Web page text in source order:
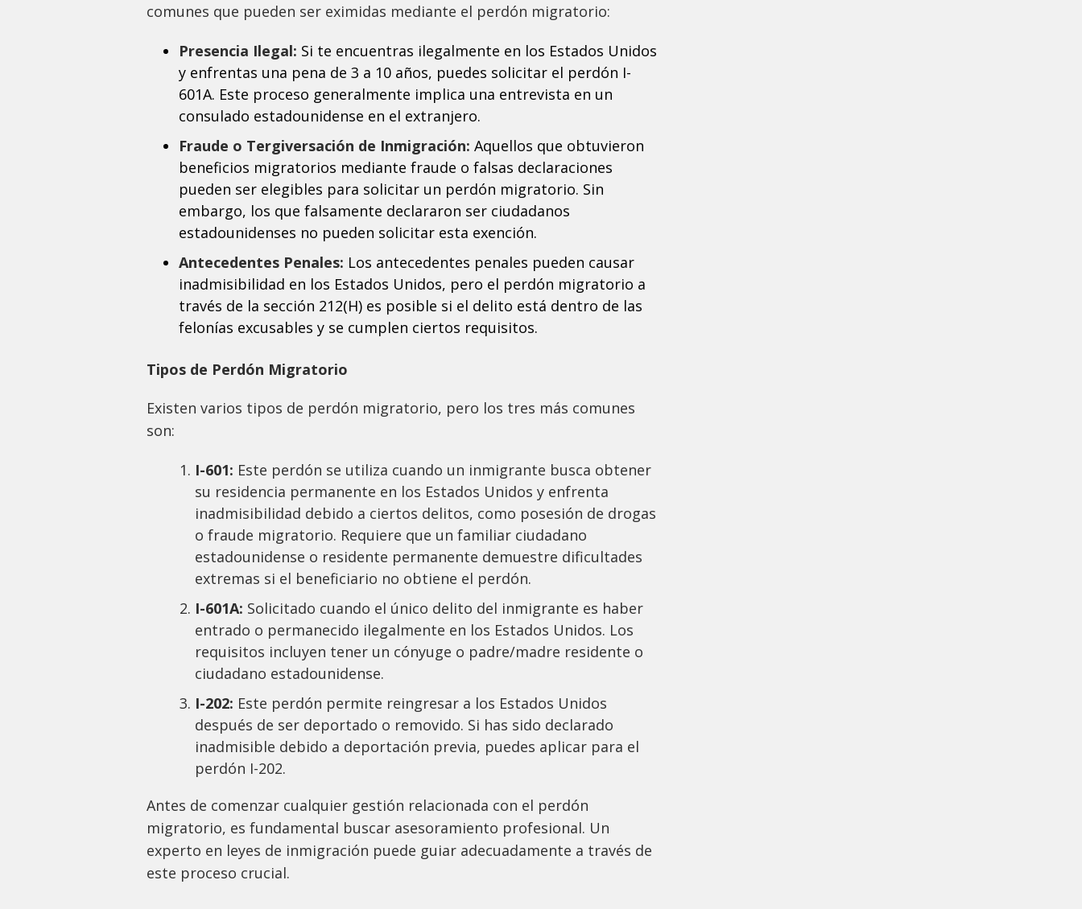
comunes que pueden ser eximidas mediante el perdón migratorio:
Presencia Ilegal: Si te encuentras ilegalmente en los Estados Unidos
y enfrentas una pena de 3 a 10 años, puedes solicitar el perdón I-
601A. Este proceso generalmente implica una entrevista en un
consulado estadounidense en el extranjero.
Fraude o Tergiversación de Inmigración: Aquellos que obtuvieron
beneficios migratorios mediante fraude o falsas declaraciones
pueden ser elegibles para solicitar un perdón migratorio. Sin
embargo, los que falsamente declararon ser ciudadanos
estadounidenses no pueden solicitar esta exención.
Antecedentes Penales: Los antecedentes penales pueden causar
inadmisibilidad en los Estados Unidos, pero el perdón migratorio a
través de la sección 212(H) es posible si el delito está dentro de las
felonías excusables y se cumplen ciertos requisitos.
Tipos de Perdón Migratorio
Existen varios tipos de perdón migratorio, pero los tres más comunes
son:
I-601: Este perdón se utiliza cuando un inmigrante busca obtener
su residencia permanente en los Estados Unidos y enfrenta
inadmisibilidad debido a ciertos delitos, como posesión de drogas
o fraude migratorio. Requiere que un familiar ciudadano
estadounidense o residente permanente demuestre dificultades
extremas si el beneficiario no obtiene el perdón.
I-601A: Solicitado cuando el único delito del inmigrante es haber
entrado o permanecido ilegalmente en los Estados Unidos. Los
requisitos incluyen tener un cónyuge o padre/madre residente o
ciudadano estadounidense.
I-202: Este perdón permite reingresar a los Estados Unidos
después de ser deportado o removido. Si has sido declarado
inadmisible debido a deportación previa, puedes aplicar para el
perdón I-202.
Antes de comenzar cualquier gestión relacionada con el perdón
migratorio, es fundamental buscar asesoramiento profesional. Un
experto en leyes de inmigración puede guiar adecuadamente a través de
este proceso crucial.